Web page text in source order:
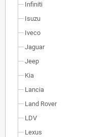
Infiniti
Isuzu
Iveco
Jaguar
Jeep
Kia
Lancia
Land Rover
LDV
Lexus